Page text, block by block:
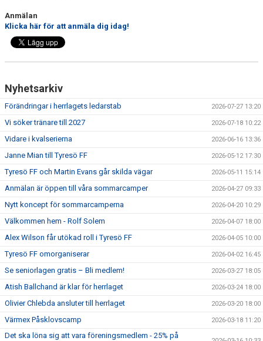
Anmälan
Klicka här för att anmäla dig idag!
Nyhetsarkiv
Förändringar i herrlagets ledarstab 2026-07-27 13:20
Vi söker tränare till 2027 2026-07-18 10:22
Vidare i kvalserierna 2026-06-16 13:36
Janne Mian till Tyresö FF 2026-05-12 17:30
Tyresö FF och Martin Evans går skilda vägar 2026-05-11 15:14
Anmälan är öppen till våra sommarcamper 2026-04-27 09:33
Nytt koncept för sommarcamperna 2026-04-20 10:29
Välkommen hem - Rolf Solem 2026-04-07 18:00
Alex Wilson får utökad roll i Tyresö FF 2026-04-05 10:00
Tyresö FF omorganiserar 2026-04-02 16:45
Se seniorlagen gratis – Bli medlem! 2026-03-27 18:05
Atish Ballchand är klar för herrlaget 2026-03-24 18:00
Olivier Chlebda ansluter till herrlaget 2026-03-20 18:00
Värmex Påsklovscamp 2026-03-18 11:20
Det ska löna sig att vara föreningsmedlem - 25% på